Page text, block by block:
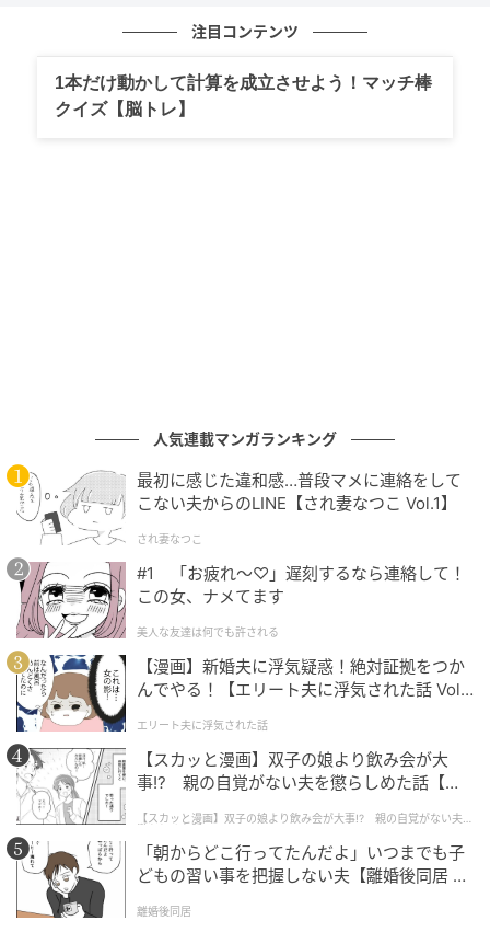
エキサイトニュース
注目コンテンツ
1本だけ動かして計算を成立させよう！マッチ棒
クイズ【脳トレ】
人気連載マンガランキング
最初に感じた違和感…普段マメに連絡をして
こない夫からのLINE【され妻なつこ Vol.1】
され妻なつこ
#1 「お疲れ〜♡」遅刻するなら連絡して！
この女、ナメてます
美人な友達は何でも許される
【漫画】新婚夫に浮気疑惑！絶対証拠をつか
んでやる！【エリート夫に浮気された話 Vol.
エリート夫に浮気された話
【スカッと漫画】双子の娘より飲み会が大
事!? 親の自覚がない夫を懲らしめた話【第1
【スカッと漫画】双子の娘より飲み会が大事!? 親の自覚がない夫を
懲らしめた話
「朝からどこ行ってたんだよ」いつまでも子
どもの習い事を把握しない夫【離婚後同居 Vo
離婚後同居